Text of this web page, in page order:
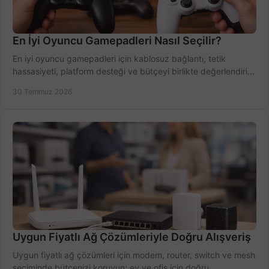
En İyi Oyuncu Gamepadleri Nasıl Seçilir?
En iyi oyuncu gamepadleri için kablosuz bağlantı, tetik
hassasiyeti, platform desteği ve bütçeyi birlikte değerlendirin;
30 Temmuz 2026
Uygun Fiyatlı Ağ Çözümleriyle Doğru Alışveriş
Uygun fiyatlı ağ çözümleri için modem, router, switch ve mesh